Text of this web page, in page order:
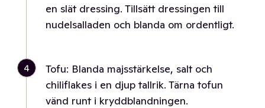
en slät dressing. Tillsätt dressingen till
nudelsalladen och blanda om ordentligt.
4
Tofu: Blanda majsstärkelse, salt och
chiliflakes i en djup tallrik. Tärna tofun
vänd runt i kryddblandningen.